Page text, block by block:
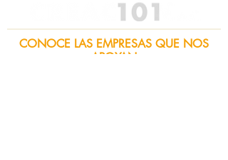
CONOCE LAS EMPRESAS QUE NOS
APOYAN